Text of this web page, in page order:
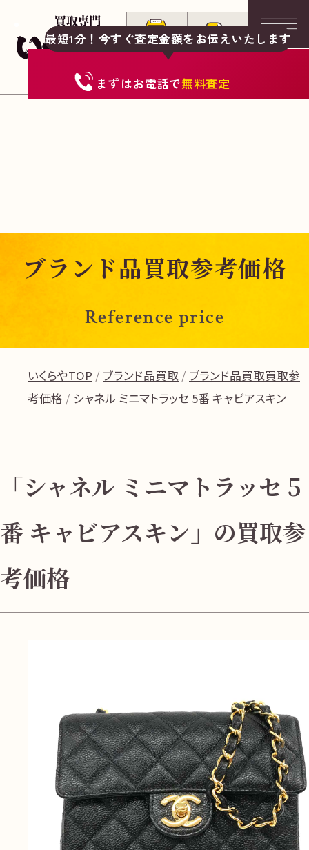
最短1分！今すぐ査定金額をお伝えいたします
まずはお電話で無料査定
電話で今すぐ無料査定
総合受付 10:00-19:00（年中無休）/通話料無料
メールで無料相談する
ブランド品買取参考価格
Reference price
いくらやTOP ブランド品買取
ブランド品買取買取参
考価格
シャネル ミニマトラッセ 5番 キャビアスキン
「シャネル ミニマトラッセ 5
番 キャビアスキン」の買取参
考価格